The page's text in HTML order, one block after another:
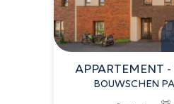
APPARTEMENT
BOUWSCHEN